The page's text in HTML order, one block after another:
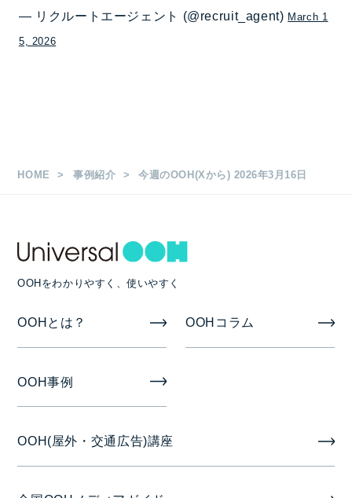
— リクルートエージェント (@recruit_agent) March 1
5, 2026
HOME 事例紹介 今週のOOH(Xから) 2026年3月16日
OOHをわかりやすく、使いやすく
OOHとは？ OOHコラム
OOH事例
OOH(屋外・交通広告)講座